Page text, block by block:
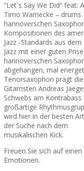
“Let`s Say We Did” feat:
Timo Warnecke –
hannoverschen
Kompositionen des
Jazz -Standards aus
Jazz mit einer guten
hannoverschen
abgehangen, mal
Tenorsaxophon prägt
Gitarristen Andreas
Schwebs am
großartige
wird hier in der besten
der Suche nach dem
musikalischen Kick.
Freuen Sie sich auf
Emotionen.